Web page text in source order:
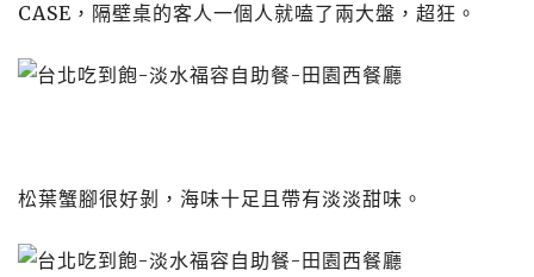
CASE，隔壁桌的客人一個人就嗑了兩大盤，超狂。
松葉蟹腳很好剝，海味十足且帶有淡淡甜味。